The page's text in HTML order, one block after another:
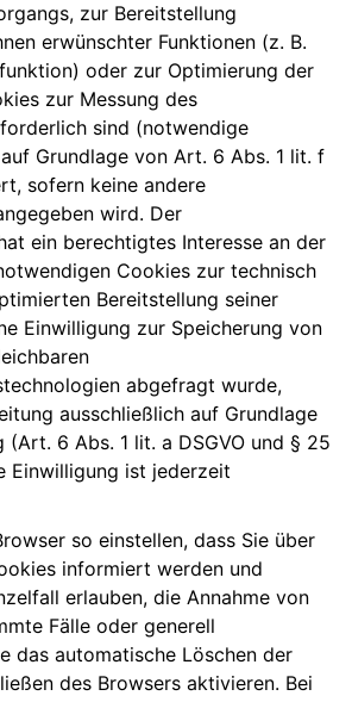
zur Bereitstellung
erwünschter Funktionen (z. B.
oder zur Optimierung der
zur Messung des
sind (notwendige
Grundlage von Art. 6 Abs. 1 lit. f
sofern keine andere
wird. Der
ein berechtigtes Interesse an der
Cookies zur technisch
Bereitstellung seiner
Einwilligung zur Speicherung von
abgefragt wurde,
ausschließlich auf Grundlage
(Art. 6 Abs. 1 lit. a DSGVO und § 25
Einwilligung ist jederzeit
so einstellen, dass Sie über
informiert werden und
erlauben, die Annahme von
Fälle oder generell
das automatische Löschen der
des Browsers aktivieren. Bei